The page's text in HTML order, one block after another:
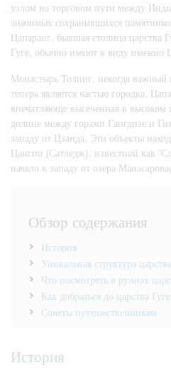
узлом на торговом пути между
значимых сохранившихся
Цапаранг, бывшая столица царства
Гуге, обычно имеют в виду именно
Монастырь Толинг, некогда важный
теперь является частью городка.
впечатляюще высеченная в высоком
долине между горами Гангдизе и
западу от Цзанда. Эти объекты
Цангпо (Сатледж), известной как
начало к западу от озера
Обзор содержания
История
Уникальная структура
Что посмотреть в руинах
Как добраться до царства
Советы путешественникам
История